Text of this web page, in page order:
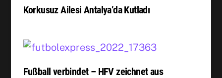
Korkusuz Ailesi Antalya’da Kutladı
Fußball verbindet – HFV zeichnet aus